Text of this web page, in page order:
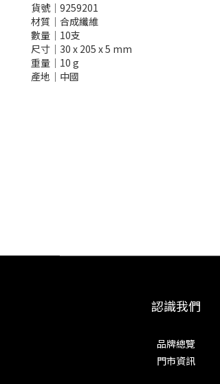
貨號│9259201
材質│合成纖維
數量│10支
尺寸│30 x 205 x 5 mm
重量│10 g
產地│中國
認識我們
品牌總覽
門市資訊